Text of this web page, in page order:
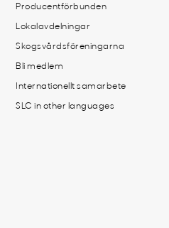
Producentförbunden
Lokalavdelningar
Skogsvårdsföreningarna
Bli medlem
Internationellt samarbete
SLC in other languages